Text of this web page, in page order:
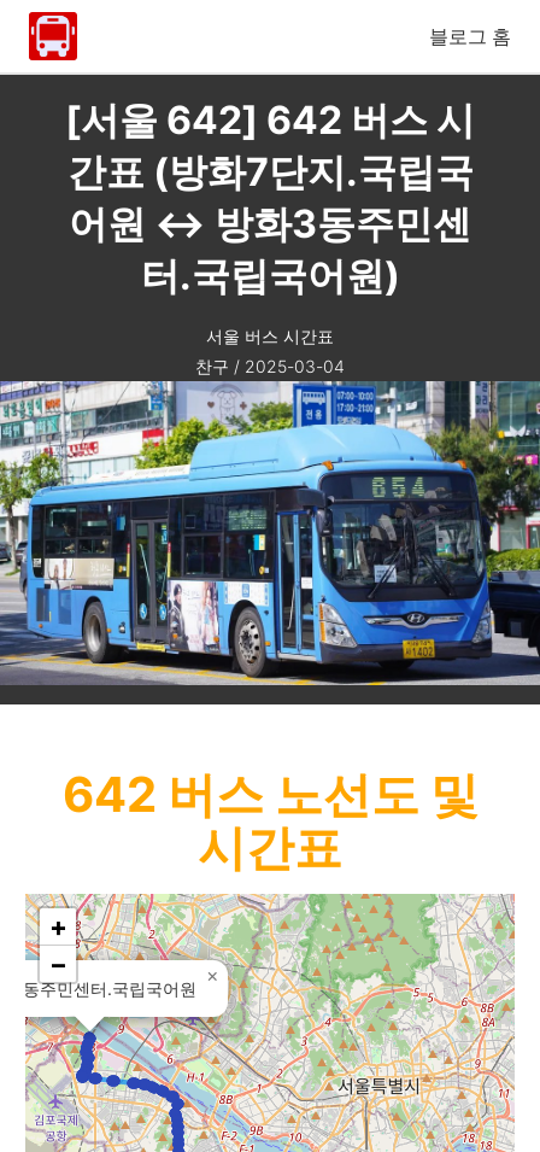
블로그 홈
[서울 642] 642 버스 시
간표 (방화7단지.국립국
어원 ↔ 방화3동주민센
터.국립국어원)
서울 버스 시간표
찬구 / 2025-03-04
642 버스 노선도 및
시간표
3동주민센터.국립국어원
×
+
−